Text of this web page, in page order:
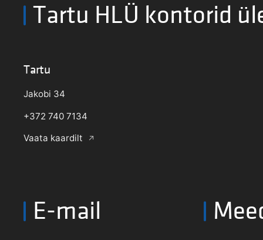
Tartu HLÜ kontorid
Tartu
Jakobi 34
+372 740 7134
Vaata kaardilt
E-mail